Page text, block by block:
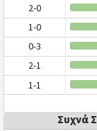
2-0
1-0
0-3
2-1
1-1
Συχνά